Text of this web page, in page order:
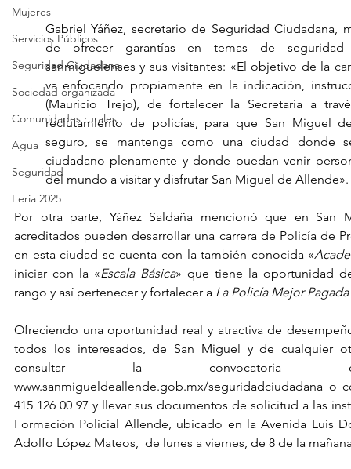
Mujeres
Servicios Públicos
Seguridad Ciudadana
Sociedad organizada
Comunidades rurales
Agua
Seguridad
Feria 2025
Gabriel Yáñez, secretario de Seguridad Ciudadana,
de ofrecer garantías en temas de seguridad
sanmiguelenses y sus visitantes: «El objetivo de la
va enfocando propiamente en la indicación,
(Mauricio Trejo), de fortalecer la Secretaría a
reclutamiento de policías, para que San Miguel
seguro, se mantenga como una ciudad donde
ciudadano plenamente y donde puedan venir
del mundo a visitar y disfrutar San Miguel de Allende».
Por otra parte, Yáñez Saldaña mencionó que en San
acreditados pueden desarrollar una carrera de Policía de
en esta ciudad se cuenta con la también conocida «
iniciar con la «Escala Básica» que tiene la oportunidad
rango y así pertenecer y fortalecer a La Policía Mejor
Ofreciendo una oportunidad real y atractiva de
todos los interesados, de San Miguel y de cualquier
www.sanmigueldeallende.gob.mx/seguridadciudadana o
415 126 00 97 y llevar sus documentos de solicitud a las
Formación Policial Allende, ubicado en la Avenida Luis
Adolfo López Mateos,  de lunes a viernes, de 8 de la